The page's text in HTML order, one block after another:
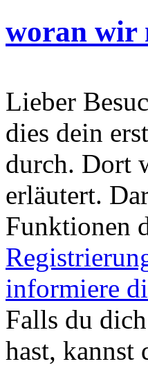
woran wir
Lieber
dies dein
durch. Dort
erläutert.
Funktionen
informiere
Falls du
hast, kannst